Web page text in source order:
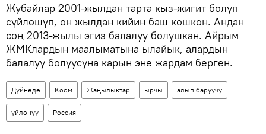
Жубайлар 2001-жылдан тарта кыз-жигит болуп
сүйлөшүп, он жылдан кийин баш кошкон. Андан
соң 2013-жылы эгиз балалуу болушкан. Айрым
ЖМКлардын маалыматына ылайык, алардын
балалуу болуусуна карын эне жардам берген.
Дүйнөдө Коом Жаңылыктар ырчы алып баруучу
үйлөнүү Россия